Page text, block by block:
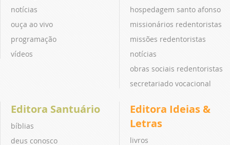
notícias
ouça ao vivo
programação
vídeos
hospedagem santo afonso
missionários redentoristas
missões redentoristas
notícias
obras sociais redentoristas
secretariado vocacional
Editora Santuário
bíblias
deus conosco
Editora Ideias &
Letras
livros